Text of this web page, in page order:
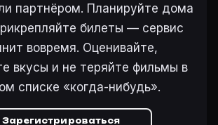
партнёром. Планируйте дома
билеты — сервис
вовремя. Оценивайте,
вкусы и не теряйте фильмы в
списке «когда-нибудь».
Зарегистрироваться